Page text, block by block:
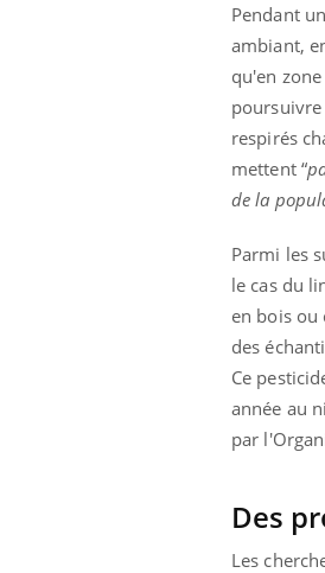
Pendant
ambiant,
qu'en
respirés
mettent “
de la
Parmi les
le cas du
en bois ou
des
Ce
année au
par
Des
Les
Carence en fer :
Youtube
Fatigue, irritabilité,
même alopécie… Les
carence en fer sont